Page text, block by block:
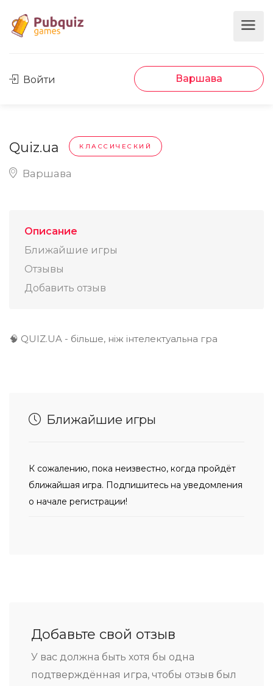
Войти Варшава
Quiz.ua КЛАССИЧЕСКИЙ
Варшава
Описание
Ближайшие игры
Отзывы
Добавить отзыв
🧠 QUIZ.UA - більше, ніж інтелектуальна гра
Ближайшие игры
К сожалению, пока неизвестно, когда пройдёт
ближайшая игра. Подпишитесь на уведомления
о начале регистрации!
Добавьте свой отзыв
У вас должна быть хотя бы одна
подтверждённая игра, чтобы отзыв был